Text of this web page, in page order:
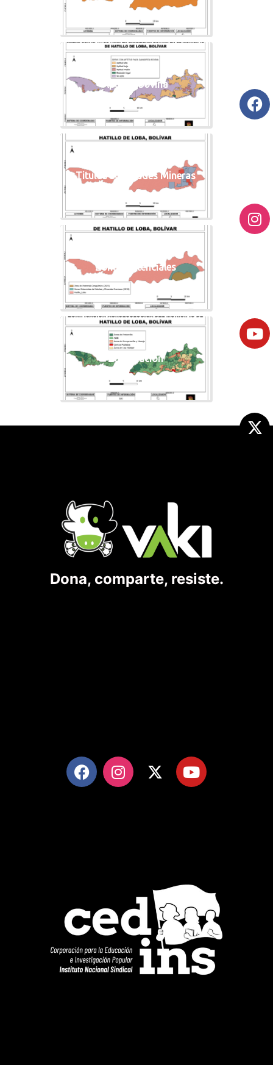
Aptitud bovina
Titulos solicitudes Mineras
Zonas potenciales
Zonificacion
Dona, comparte, resiste.